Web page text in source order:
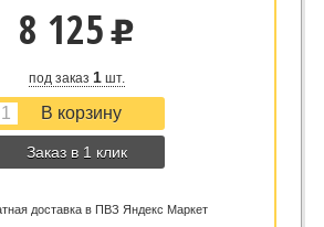
8 125 u
под заказ 1шт.
Заказ в 1 клик
доставка в ПВЗ Яндекс Маркет